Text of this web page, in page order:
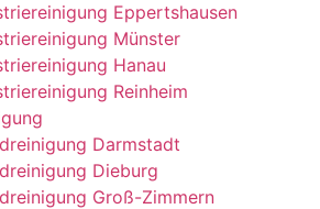
Eppertshausen
Münster
Hanau
Reinheim
Darmstadt
Dieburg
Groß-Zimmern